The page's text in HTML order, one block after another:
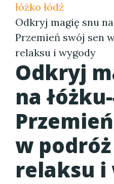
łóżko łódź
Odkryj magię snu na
Przemień swój sen
relaksu i wygody
Odkryj
na
w podróż
relaksu i